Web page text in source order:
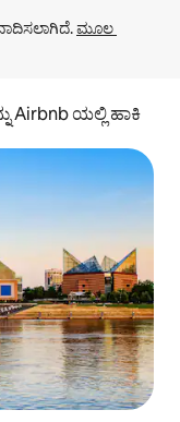
ಮೂಲ
Airbnb ಯಲ್ಲಿ ಹಾಕಿ